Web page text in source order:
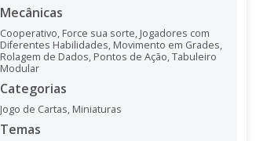
Mecânicas
Cooperativo, Force sua sorte, Jogadores com
Diferentes Habilidades, Movimento em Grades,
Rolagem de Dados, Pontos de Ação,Tabuleiro
Modular
Categorias
Jogo de Cartas, Miniaturas
Temas